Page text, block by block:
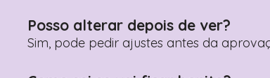
Posso alterar depois de ver?
Sim, pode pedir ajustes antes da